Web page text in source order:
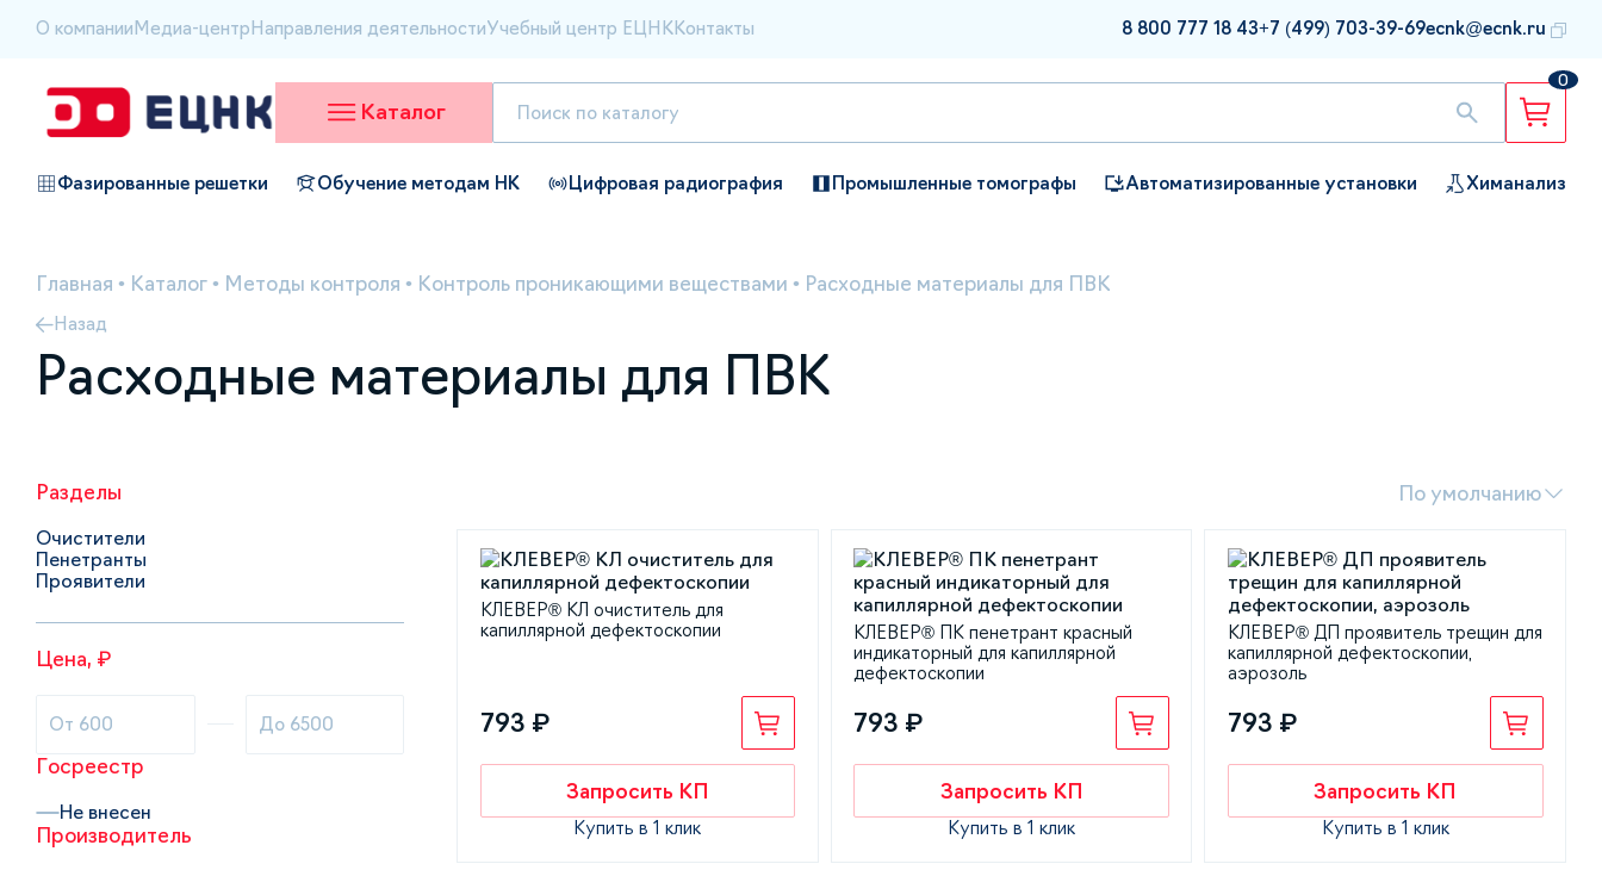
О компании Медиа-центр Направления деятельностиУчебный центр ЕЦНК Контакты 8 800 777 18 43+7 (499) 703-39-69ecnk@ecnk.ru
Каталог
0
Фазированные решетки Обучение методам НК Цифровая радиография Промышленные томографы Автоматизированные установки Химанализ
Главная • Каталог • Методы контроля • Контроль проникающими веществами • Расходные материалы для ПВК
Назад
Расходные материалы для ПВК
Разделы
Очистители
Пенетранты
Проявители
Цена, ₽
Госреестр
Не внесен
Производитель
По умолчанию
КЛЕВЕР® КЛ очиститель для
капиллярной дефектоскопии
793 ₽
Запросить КП
Купить в 1 клик
КЛЕВЕР® ПК пенетрант красный
индикаторный для капиллярной
дефектоскопии
793 ₽
Запросить КП
Купить в 1 клик
КЛЕВЕР® ДП проявитель трещин для
капиллярной дефектоскопии,
аэрозоль
793 ₽
Запросить КП
Купить в 1 клик